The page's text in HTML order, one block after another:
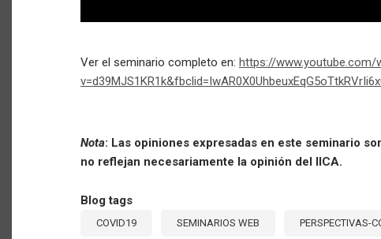
Ver el seminario completo en: https://www.youtube.com/
Nota: Las opiniones expresadas en este seminario
no reflejan necesariamente la opinión del IICA.
Blog tags
COVID19 SEMINARIOS WEB PERSPECTIVAS-